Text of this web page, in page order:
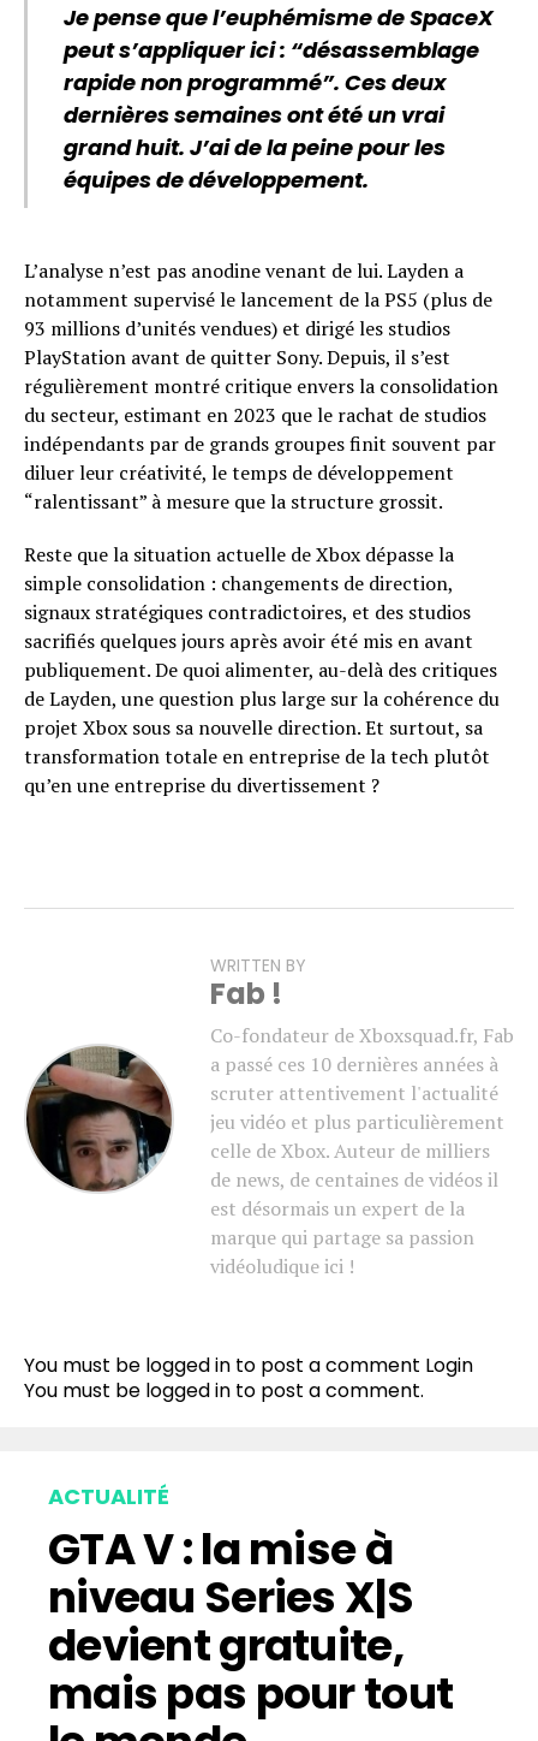
Je pense que l’euphémisme de SpaceX
peut s’appliquer ici : “désassemblage
rapide non programmé”. Ces deux
dernières semaines ont été un vrai
grand huit. J’ai de la peine pour les
équipes de développement.
L’analyse n’est pas anodine venant de lui. Layden a
notamment supervisé le lancement de la PS5 (plus de
93 millions d’unités vendues) et dirigé les studios
PlayStation avant de quitter Sony. Depuis, il s’est
régulièrement montré critique envers la consolidation
du secteur, estimant en 2023 que le rachat de studios
indépendants par de grands groupes finit souvent par
diluer leur créativité, le temps de développement
“ralentissant” à mesure que la structure grossit.
Reste que la situation actuelle de Xbox dépasse la
simple consolidation : changements de direction,
signaux stratégiques contradictoires, et des studios
sacrifiés quelques jours après avoir été mis en avant
publiquement. De quoi alimenter, au-delà des critiques
de Layden, une question plus large sur la cohérence du
projet Xbox sous sa nouvelle direction. Et surtout, sa
transformation totale en entreprise de la tech plutôt
qu’en une entreprise du divertissement ?
WRITTEN BY
Fab !
Co-fondateur de Xboxsquad.fr, Fab
a passé ces 10 dernières années à
scruter attentivement l'actualité
jeu vidéo et plus particulièrement
celle de Xbox. Auteur de milliers
de news, de centaines de vidéos il
est désormais un expert de la
marque qui partage sa passion
vidéoludique ici !
You must be logged in to post a comment Login
You must be logged in to post a comment.
ACTUALITÉ
GTA V : la mise à
niveau Series X|S
devient gratuite,
mais pas pour tout